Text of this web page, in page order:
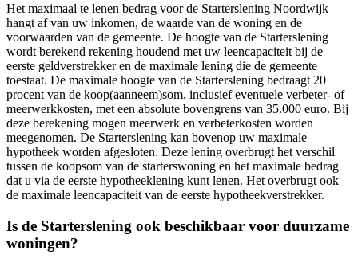
Het maximaal te lenen bedrag voor de Starterslening Noordwijk
hangt af van uw inkomen, de waarde van de woning en de
voorwaarden van de gemeente. De hoogte van de Starterslening
wordt berekend rekening houdend met uw leencapaciteit bij de
eerste geldverstrekker en de maximale lening die de gemeente
toestaat. De maximale hoogte van de Starterslening bedraagt 20
procent van de koop(aanneem)som, inclusief eventuele verbeter- of
meerwerkkosten, met een absolute bovengrens van 35.000 euro. Bij
deze berekening mogen meerwerk en verbeterkosten worden
meegenomen. De Starterslening kan bovenop uw maximale
hypotheek worden afgesloten. Deze lening overbrugt het verschil
tussen de koopsom van de starterswoning en het maximale bedrag
dat u via de eerste hypotheeklening kunt lenen. Het overbrugt ook
de maximale leencapaciteit van de eerste hypotheekverstrekker.
Is de Starterslening ook beschikbaar voor duurzame
woningen?